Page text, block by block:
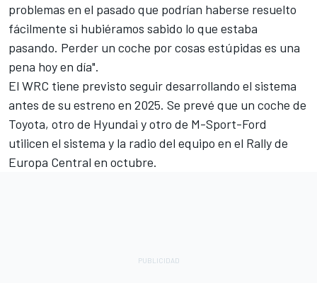
problemas en el pasado que podrían haberse resuelto
fácilmente si hubiéramos sabido lo que estaba
pasando. Perder un coche por cosas estúpidas es una
pena hoy en día".
El WRC tiene previsto seguir desarrollando el sistema
antes de su estreno en 2025. Se prevé que un coche de
Toyota, otro de Hyundai y otro de M-Sport-Ford
utilicen el sistema y la radio del equipo en el Rally de
Europa Central en octubre.